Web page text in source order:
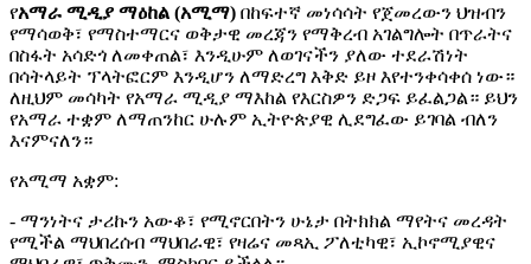
የአማራ ሚዲያ ማዕከል (አሚማ) በከፍተኛ መነሳሳት የጀመረውን ህዝብን
የማሳወቅ፣ የማስተማርና ወቅታዊ መረጃን የማቅረብ አገልግሎት በጥራትና
በስፋት አሳድጎ ለመቀጠል፣ እንዲሁም ለወገናችን ያለው ተደራሽነት
በሳትላይት ፕላትፎርም እንዲሆን ለማድረግ እቅድ ይዞ እየተንቀሳቀሰ ነው።
ለዚህም መሳካት የአማራ ሚዲያ ማእከል የእርስዎን ድጋፍ ይፈልጋል። ይህን
የአማራ ተቋም ለማጠንከር ሁሉም ኢትዮጵያዊ ሊደግፈው ይገባል ብለን
እናምናለን።
የአሚማ አቋም:
- ማንነትና ታሪኩን አውቆ፣ የሚኖርበትን ሁኔታ በትክክል ማየትና መረዳት
የሚችል ማህበረሰብ ማህበራዊ፣ የዛሬና መጻኢ ፖለቲካዊ፣ ኢኮኖሚያዊና